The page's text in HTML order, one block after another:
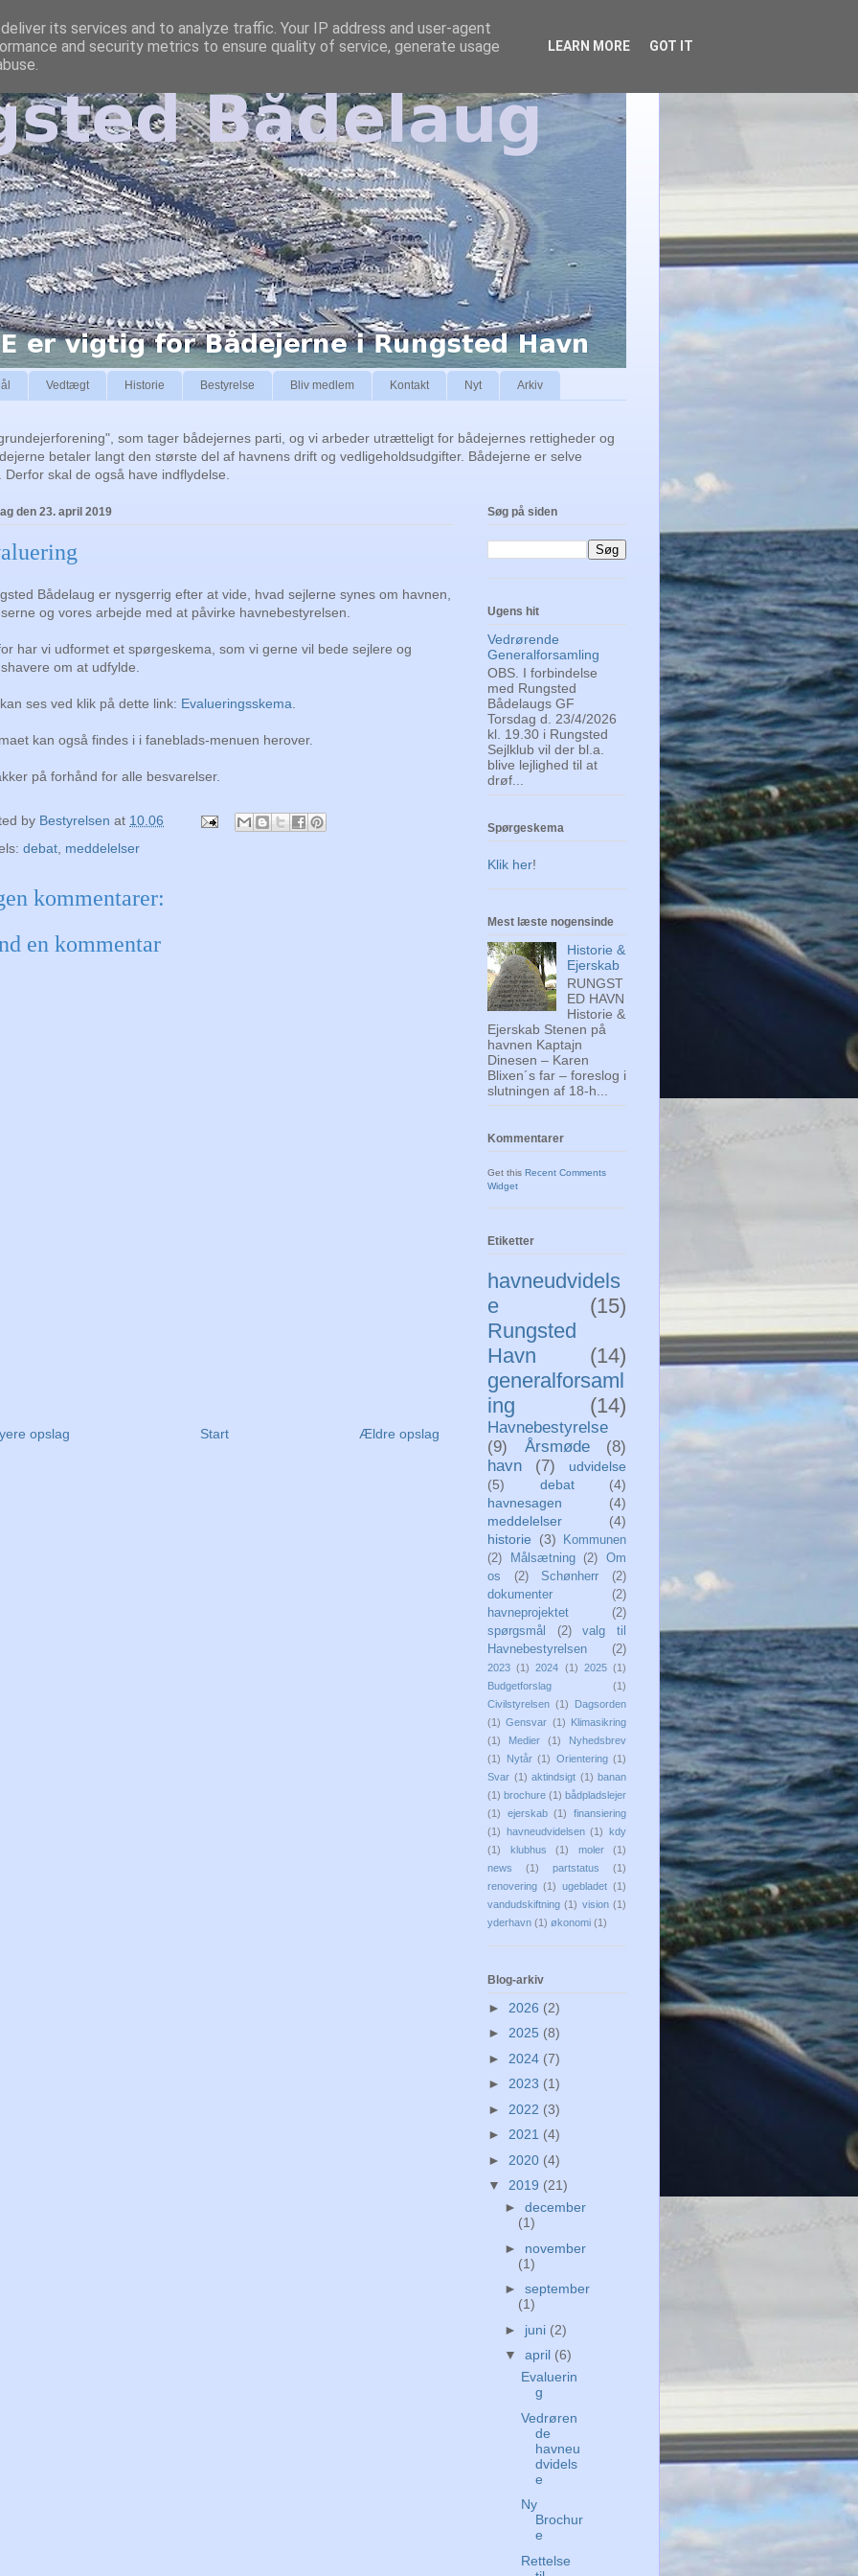
Vedtægt Historie Bestyrelse Bliv medlem Kontakt Nyt Arkiv
som tager bådejernes parti, og vi arbeder utrætteligt for bådejernes rettigheder og
betaler langt den største del af havnens drift og vedligeholdsudgifter. Bådejerne er selve
skal de også have indflydelse.
den 23. april 2019
Bådelaug er nysgerrig efter at vide, hvad sejlerne synes om havnen,
og vores arbejde med at påvirke havnebestyrelsen.
har vi udformet et spørgeskema, som vi gerne vil bede sejlere og
om at udfylde.
ses ved klik på dette link: Evalueringsskema
kan også findes i i faneblads-menuen herover.
på forhånd for alle besvarelser.
by Bestyrelsen at 10.06
debat meddelelser
kommentarer:
en kommentar
opslag Ældre opslag
Start
Søg på siden
Ugens hit
Vedrørende
Generalforsamling
OBS. I forbindelse
med Rungsted
Bådelaugs GF
Torsdag d. 23/4/2026
kl. 19.30 i Rungsted
Sejlklub vil der bl.a.
blive lejlighed til at
drøf...
Spørgeskema
Klik her!
Mest læste nogensinde
Historie &
Ejerskab
RUNGST
ED HAVN
Historie &
Ejerskab Stenen på
havnen Kaptajn
Dinesen – Karen
Blixen´s far – foreslog i
slutningen af 18-h...
Kommentarer
Get this Recent Comments
Widget
Etiketter
havneudvidels
e
(15)
Rungsted
Havn
(14)
generalforsaml
ing
(14)
Havnebestyrelse
(9)
Årsmøde
(8)
havn
(7)
udvidelse
(5)
debat
(4)
havnesagen
(4)
meddelelser
(4)
historie
(3)
Kommunen
(2)
Målsætning (2)
Om
os
(2) Schønherr
(2)
dokumenter
(2)
havneprojektet
(2)
spørgsmål
(2)
valg til
Havnebestyrelsen
(2)
2023 (1) 2024 (1) 2025 (1)
Budgetforslag
(1)
Civilstyrelsen (1)
Dagsorden
(1) Gensvar (1)
Klimasikring
(1)
Medier (1)
Nyhedsbrev
(1)
Nytår (1) Orientering (1)
Svar (1) aktindsigt (1) banan
(1) brochure (1) bådpladslejer
(1)
ejerskab (1)
finansiering
(1)
havneudvidelsen (1)
kdy
(1)
klubhus (1) moler
(1)
news
(1) partstatus
(1)
renovering (1) ugebladet (1)
vandudskiftning (1) vision (1)
yderhavn (1) økonomi (1)
Blog-arkiv
► 2026 (2)
► 2025 (8)
► 2024 (7)
► 2023 (1)
► 2022 (3)
► 2021 (4)
► 2020 (4)
▼ 2019 (21)
► december
(1)
► november
(1)
► september
(1)
► juni (2)
▼ april (6)
Evaluerin
g
Vedrøren
de
havneu
dvidels
e
Ny
Brochur
e
Rettelse
its services and to analyze traffic. Your IP address and user-agent
and security metrics to ensure quality of service, generate usage
LEARN MORE GOT IT